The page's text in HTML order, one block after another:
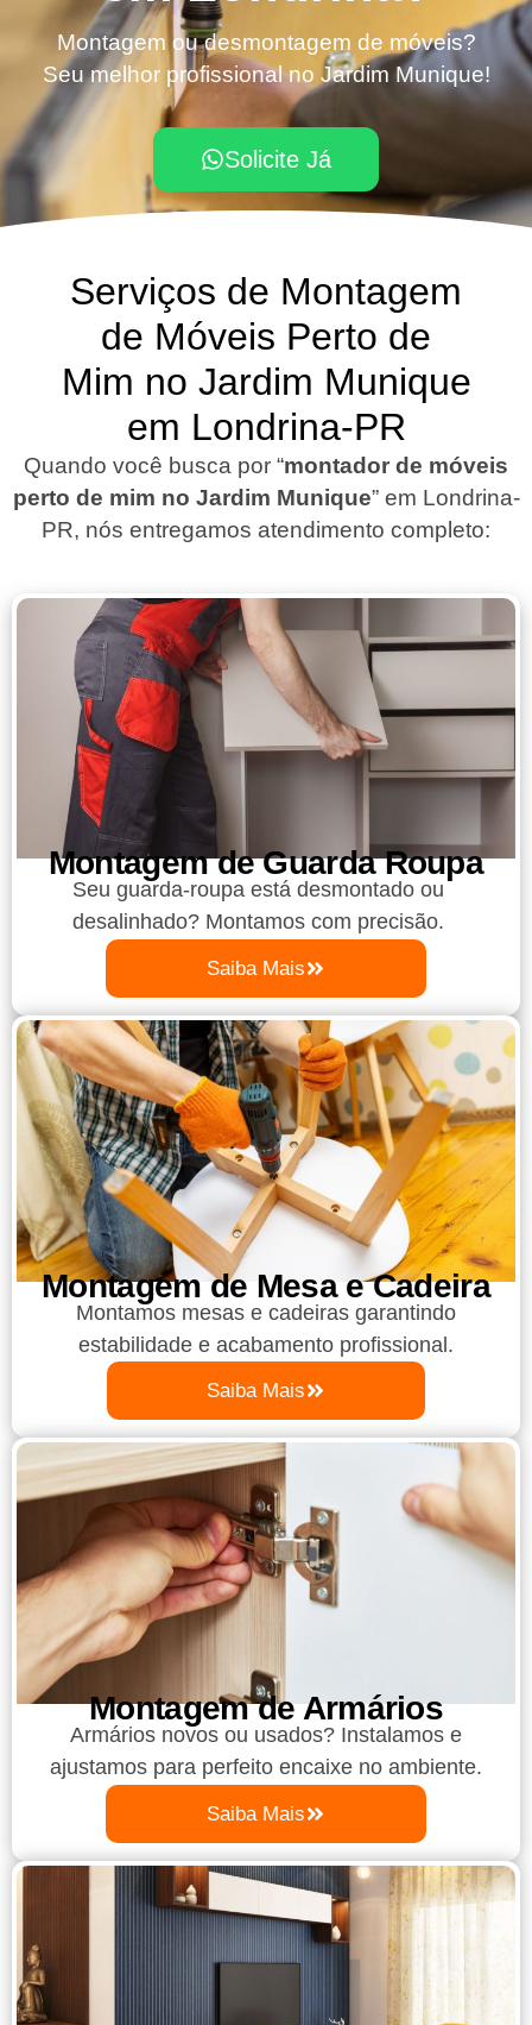
Montagem ou desmontagem de móveis?
Seu melhor profissional no Jardim Munique!
Solicite Já
Serviços de Montagem
de Móveis Perto de
Mim no Jardim Munique
em Londrina-PR
Quando você busca por “montador de móveis
perto de mim no Jardim Munique” em Londrina-
PR, nós entregamos atendimento completo:
Montagem de Guarda Roupa​
Seu guarda-roupa está desmontado ou
desalinhado? Montamos com precisão.
Saiba Mais
Montagem de Mesa e Cadeira
Montamos mesas e cadeiras garantindo
estabilidade e acabamento profissional.
Saiba Mais
Montagem de Armários
Armários novos ou usados? Instalamos e
ajustamos para perfeito encaixe no ambiente.
Saiba Mais